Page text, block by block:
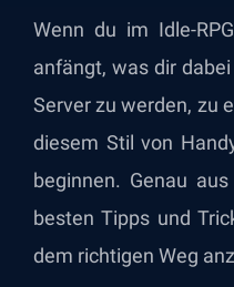
Wenn du im Idle-
anfängt, was dir
Server zu werden, zu
diesem Stil von
beginnen. Genau
besten Tipps und
dem richtigen Weg